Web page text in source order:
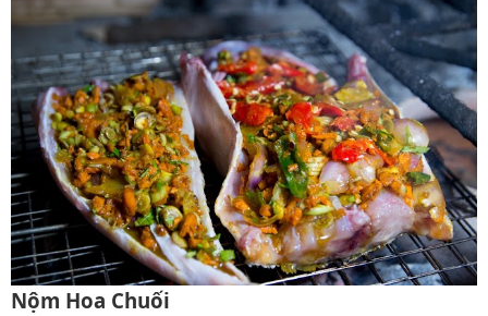
Nộm Hoa Chuối